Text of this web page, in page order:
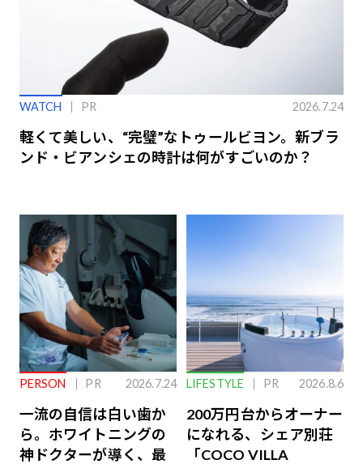
WATCH PR 2026.7.24
軽くて美しい、“完璧”なトゥールビヨン。新ブラ
ンド・ビアンシェの時計は何がすごいのか？
PERSON PR 2026.7.24
一流の自信は白い歯か
ら。ホワイトニングの
神ドクターが導く、最
LIFESTYLE PR 2026.8.6
200万円台からオーナー
になれる、シェア別荘
「COCO VILLA